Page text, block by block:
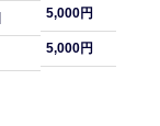
5,000円
5,000円